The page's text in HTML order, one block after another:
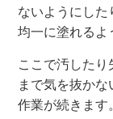
ないようにした
均一に塗れるよ
ここで汚した
まで気を抜かな
作業が続きます